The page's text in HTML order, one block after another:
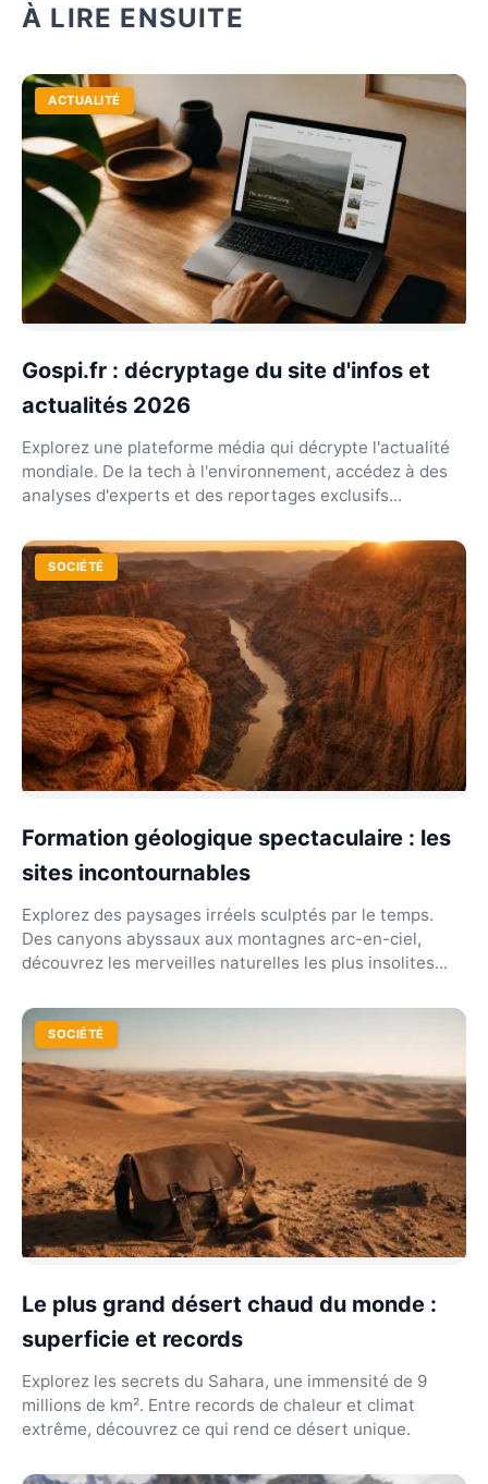
À LIRE ENSUITE
ACTUALITÉ
Gospi.fr : décryptage du site d'infos et
actualités 2026
Explorez une plateforme média qui décrypte l'actualité
mondiale. De la tech à l'environnement, accédez à des
analyses d'experts et des reportages exclusifs...
SOCIÉTÉ
Formation géologique spectaculaire : les
sites incontournables
Explorez des paysages irréels sculptés par le temps.
Des canyons abyssaux aux montagnes arc-en-ciel,
découvrez les merveilles naturelles les plus insolites...
SOCIÉTÉ
Le plus grand désert chaud du monde :
superficie et records
Explorez les secrets du Sahara, une immensité de 9
millions de km². Entre records de chaleur et climat
extrême, découvrez ce qui rend ce désert unique.